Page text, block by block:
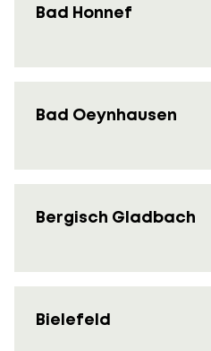
Bad Honnef
Bad Oeynhausen
Bergisch Gladbach
Bielefeld